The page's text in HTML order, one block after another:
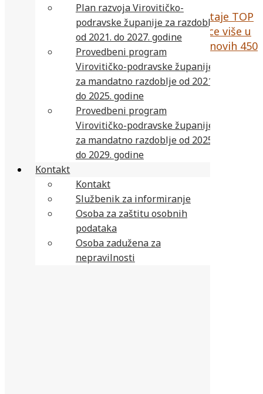
Kako Virovitičko-podravska županija postaje TOP
destinacija za mlade obitelji: Čak 532 djece više u
vrtićima nego prije tri godine, otvara se novih 450
mjesta, liste čekanja idu u povijest
Plan razvoja Virovitičko-
podravske županije za razdoblje
od 2021. do 2027. godine
Provedbeni program
Virovitičko-podravske županije
za mandatno razdoblje od 2021.
do 2025. godine
Provedbeni program
Virovitičko-podravske županije
za mandatno razdoblje od 2025.
do 2029. godine
Kontakt
Kontakt
Službenik za informiranje
Osoba za zaštitu osobnih
podataka
Osoba zadužena za
nepravilnosti